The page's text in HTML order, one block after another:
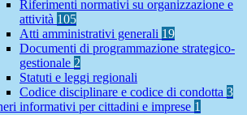
Riferimenti normativi su organizzazione e
attività 105
Atti amministrativi generali 19
Documenti di programmazione strategico-
gestionale 2
Statuti e leggi regionali
Codice disciplinare e codice di condotta 3
informativi per cittadini e imprese 1